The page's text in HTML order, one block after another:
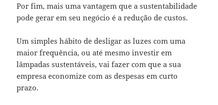
Por fim, mais uma vantagem que a sustentabilidade
pode gerar em seu negócio é a redução de custos.
Um simples hábito de desligar as luzes com uma
maior frequência, ou até mesmo investir em
lâmpadas sustentáveis, vai fazer com que a sua
empresa economize com as despesas em curto
prazo.